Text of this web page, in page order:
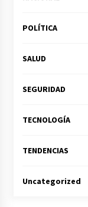
POLÍTICA
SALUD
SEGURIDAD
TECNOLOGÍA
TENDENCIAS
Uncategorized